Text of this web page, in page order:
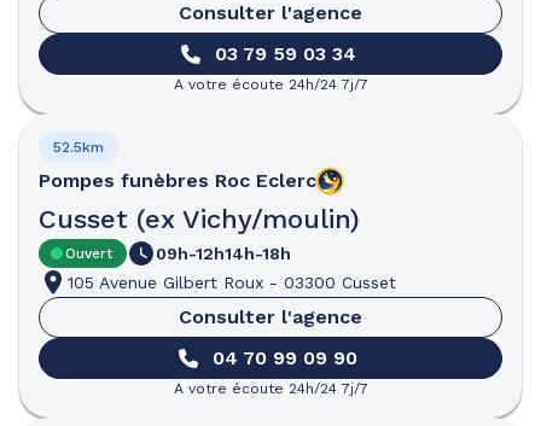
Consulter l'agence
03 79 59 03 34
A votre écoute 24h/24 7j/7
Pompes funèbres Roc Eclerc
Cusset (ex Vichy/moulin)
52.5km
Ouvert 09h-12h14h-18h
105 Avenue Gilbert Roux - 03300 Cusset
Consulter l'agence
04 70 99 09 90
A votre écoute 24h/24 7j/7